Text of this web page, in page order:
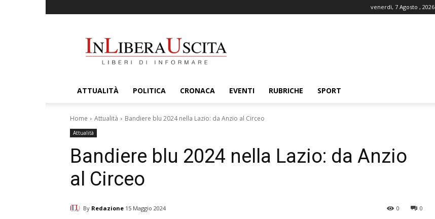
venerdì, 7 Agosto , 2026
ATTUALITÀ POLITICA CRONACA EVENTI RUBRICHE SPORT
Home Attualità Bandiere blu 2024 nella Lazio: da Anzio al Circeo
Attualità
Bandiere blu 2024 nella Lazio: da Anzio
al Circeo
By Redazione 15 Maggio 2024 0
0